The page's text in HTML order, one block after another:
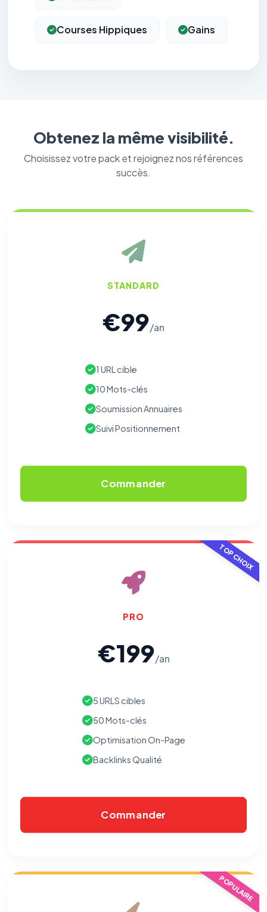
Courses Hippiques Gains
Obtenez la même visibilité.
Choisissez votre pack et rejoignez nos références
succès.
STANDARD
€99/an
1 URL cible
10 Mots-clés
Soumission Annuaires
Suivi Positionnement
Commander
TOP CHOIX
PRO
€199/an
5 URLS cibles
50 Mots-clés
Optimisation On-Page
Backlinks Qualité
Commander
POPULAIRE